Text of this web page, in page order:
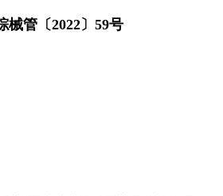
械管〔2022〕59号